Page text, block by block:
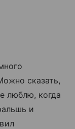
сказать,
люблю, когда
и